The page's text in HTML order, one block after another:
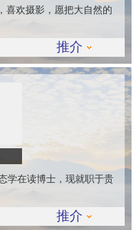
喜欢摄影，愿把大自然的
推介
学在读博士，现就职于贵
推介